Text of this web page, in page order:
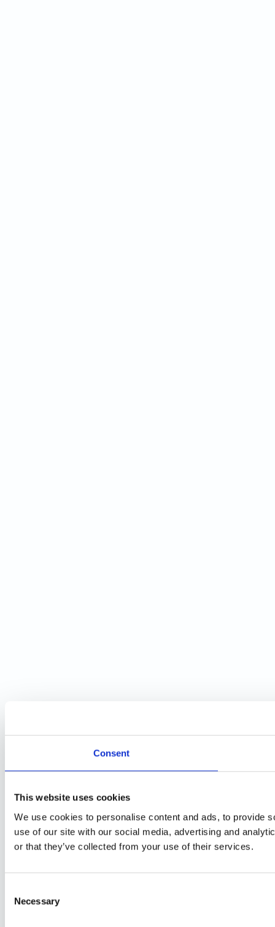
Consent
This website uses cookies
We use cookies to personalise content and ads, to provide
use of our site with our social media, advertising and
or that they’ve collected from your use of their services.
Selection
Necessary